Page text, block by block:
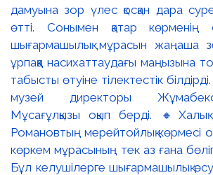
дамуына зор үлес қосқан дара
өтті. Сонымен қатар көрменің
шығармашылық мұрасын жаңаша
ұрпаққа насихаттаудағы маңызына
табысты өтуіне тілектестік
музей директоры
Мұсағұлқызы оқып берді. 🔸Халық
Романовтың мерейтойлық көрмесі
көркем мұрасының тек аз ғана
Бұл келушілерге шығармашылық өсу-